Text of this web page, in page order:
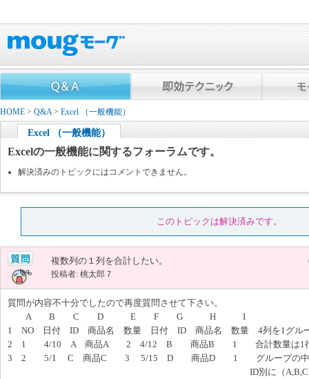
HOME > Q&A> Excel （一般機能）
Excel （一般機能）
Excelの一般機能に関するフォーラムです。
解決済みのトピックにはコメントできません。
このトピックは解決済みです。
複数列の１列を合計したい。
投稿者: 桃太郎７
質問が内容不十分でしたので再度質問させて下さい。
A B C D E F G H I
1 NO 日付 ID 商品名 数量 日付 ID 商品名 数量 4列を1グルー
2 1 4/10 A 商品A 2 4/12 B 商品B 1 合計数量は1行目の
3 2 5/1 C 商品C 3 5/15 D 商品D 1 グループの中が日付
ID別に（A,B,C,D)数量の合計